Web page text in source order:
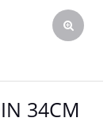
34CM